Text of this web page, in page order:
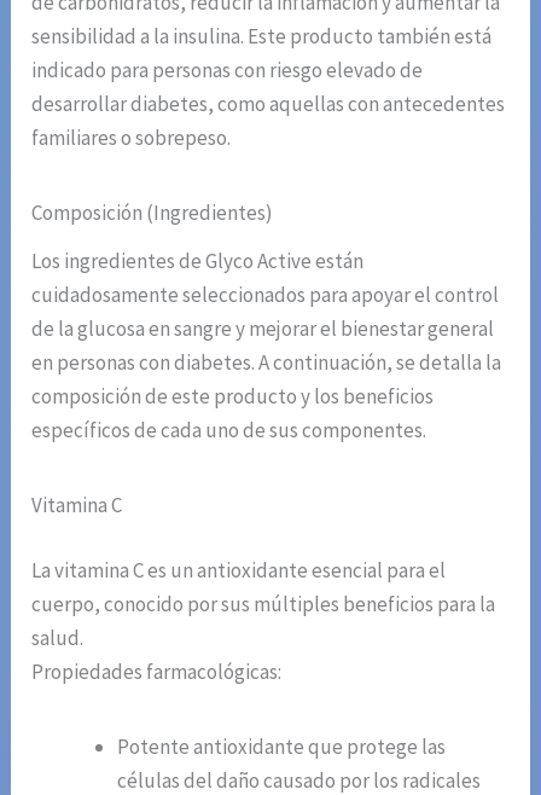
sensibilidad a la insulina. Este producto también está
indicado para personas con riesgo elevado de
desarrollar diabetes, como aquellas con antecedentes
familiares o sobrepeso.
Composición (Ingredientes)
Los ingredientes de Glyco Active están
cuidadosamente seleccionados para apoyar el control
de la glucosa en sangre y mejorar el bienestar general
en personas con diabetes. A continuación, se detalla la
composición de este producto y los beneficios
específicos de cada uno de sus componentes.
Vitamina C
La vitamina C es un antioxidante esencial para el
cuerpo, conocido por sus múltiples beneficios para la
salud.
Propiedades farmacológicas:
Potente antioxidante que protege las
células del daño causado por los radicales